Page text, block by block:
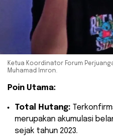
​Ketua Koordinator Forum
Muhamad Imron.
Poin Utama:
Total Hutang:
merupakan akumulasi
sejak tahun 2023.